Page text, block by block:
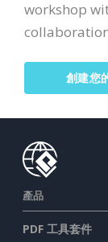
workshop
創建您
產品
PDF 工具套件